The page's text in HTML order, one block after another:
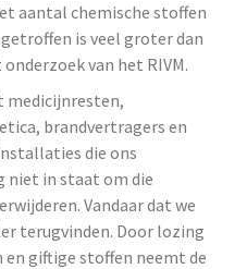
aantal chemische stoffen
is veel groter dan
van het RIVM.
medicijnresten,
brandvertragers en
die ons
niet in staat om die
Vandaar dat we
terugvinden. Door lozing
giftige stoffen neemt de